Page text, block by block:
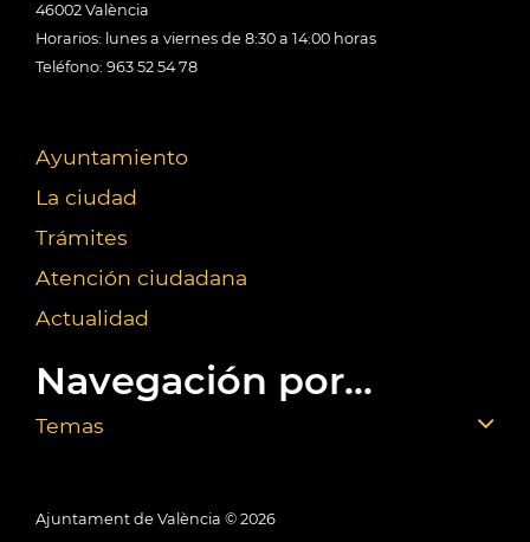
46002 València
Horarios: lunes a viernes de 8:30 a 14:00 horas
Teléfono: 963 52 54 78
Ayuntamiento
La ciudad
Trámites
Atención ciudadana
Actualidad
Navegación por...
Temas
Ajuntament de València © 2026